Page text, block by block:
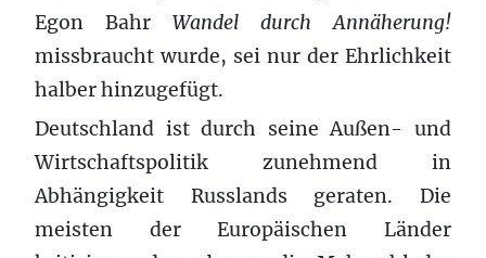
Egon Bahr Wandel durch Annäherung!
missbraucht wurde, sei nur der Ehrlichkeit
halber hinzugefügt.
Deutschland ist durch seine Außen- und
Wirtschaftspolitik zunehmend in
Abhängigkeit Russlands geraten. Die
meisten der Europäischen Länder